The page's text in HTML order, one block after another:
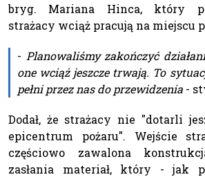
bryg. Mariana Hinca, który
strażacy wciąż pracują na miejscu
- Planowaliśmy zakończyć
one wciąż jeszcze trwają. To
pełni przez nas do przewidzenia -
Dodał, że strażacy nie "dotarli
epicentrum pożaru". Wejście
częściowo zawalona
zasłania materiał, który - jak